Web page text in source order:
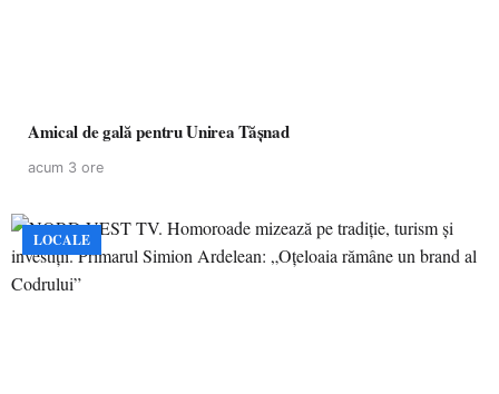
Amical de gală pentru Unirea Tășnad
acum 3 ore
LOCALE